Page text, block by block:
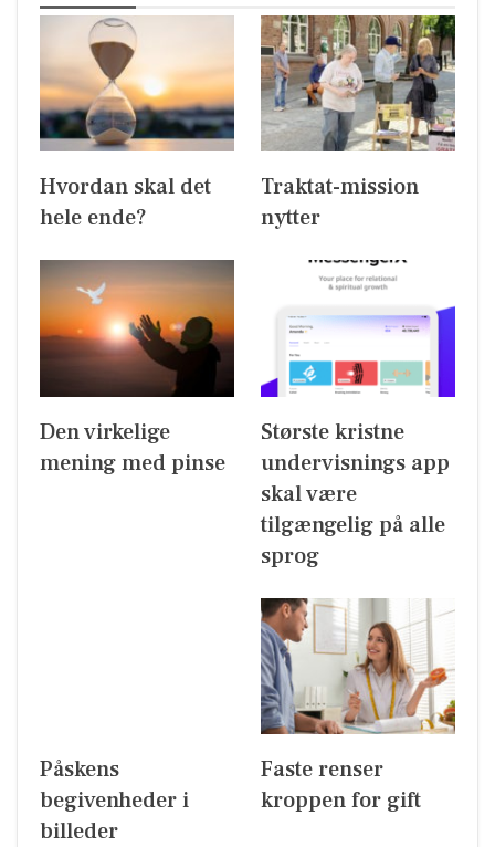
Hvordan skal det
hele ende?
Traktat-mission
nytter
Den virkelige
mening med pinse
Største kristne
undervisnings app
skal være
tilgængelig på alle
sprog
Påskens
begivenheder i
billeder
Faste renser
kroppen for gift